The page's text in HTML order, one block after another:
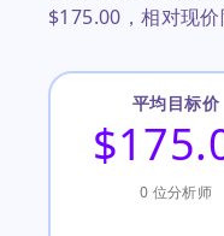
$175.00，相对现价
平均目标价
0 位分析师